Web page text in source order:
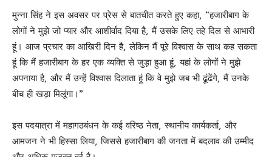
मुन्ना सिंह ने इस अवसर पर प्रेस से बातचीत करते हुए कहा, “हजारीबाग के
लोगों ने मुझे जो प्यार और आशीर्वाद दिया है, मैं उसके लिए तहे दिल से आभारी
हूं। आज प्रचार का आखिरी दिन है, लेकिन मैं पूरे विश्वास के साथ कह सकता
हूं कि मैं हजारीबाग के हर एक व्यक्ति से जुड़ा हुआ हूं, यहां के लोगों ने मुझे
अपनाया है, और मैं उन्हें विश्वास दिलाता हूं कि वे मुझे जब भी ढूंढेंगे, मैं उनके
बीच ही खड़ा मिलूंगा।”
इस पदयात्रा में महागठबंधन के कई वरिष्ठ नेता, स्थानीय कार्यकर्ता, और
आमजन ने भी हिस्सा लिया, जिससे हजारीबाग की जनता में बदलाव की उम्मीद